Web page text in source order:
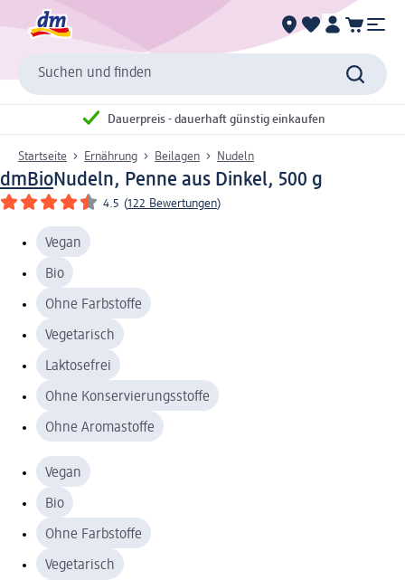
Suchen und finden
Dauerpreis - dauerhaft günstig einkaufen
Startseite Ernährung Beilagen Nudeln
dmBioNudeln, Penne aus Dinkel, 500 g
4.5 (122 Bewertungen)
Vegan
Bio
Ohne Farbstoffe
Vegetarisch
Laktosefrei
Ohne Konservierungsstoffe
Ohne Aromastoffe
Vegan
Bio
Ohne Farbstoffe
Vegetarisch